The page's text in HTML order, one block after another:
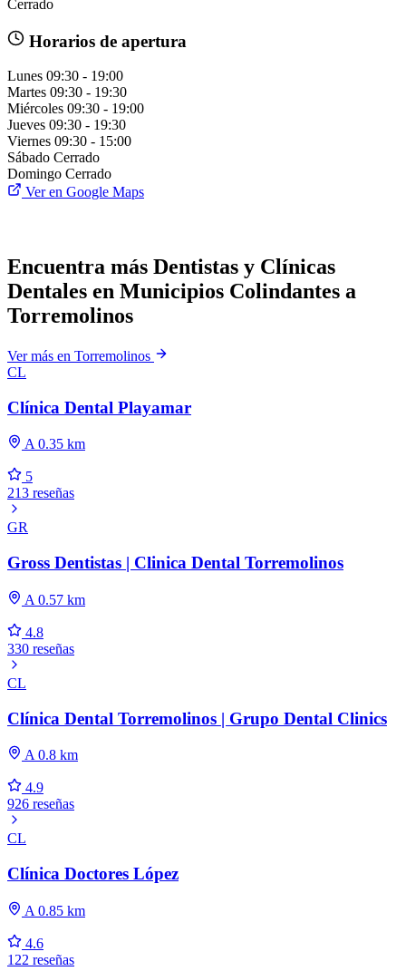
Cerrado
Horarios de apertura
Lunes 09:30 - 19:00
Martes 09:30 - 19:30
Miércoles 09:30 - 19:00
Jueves 09:30 - 19:30
Viernes 09:30 - 15:00
Sábado Cerrado
Domingo Cerrado
Ver en Google Maps
Encuentra más Dentistas y Clínicas
Dentales en Municipios Colindantes a
Torremolinos
Ver más en Torremolinos
CL
Clínica Dental Playamar
A 0.35 km
5
213 reseñas
GR
Gross Dentistas | Clinica Dental Torremolinos
A 0.57 km
4.8
330 reseñas
CL
Clínica Dental Torremolinos | Grupo Dental Clinics
A 0.8 km
4.9
926 reseñas
CL
Clínica Doctores López
A 0.85 km
4.6
122 reseñas